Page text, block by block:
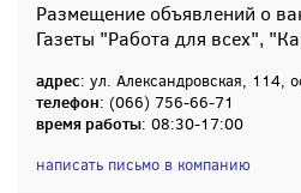
Размещение объявлений о
Газеты "Работа для всех",
адрес: ул. Александровская, 114,
телефон: (066) 756-66-71
время работы: 08:30-17:00
написать письмо в компанию